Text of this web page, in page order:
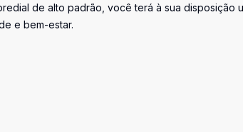
de alto padrão, você terá à sua disposição
e bem-estar.